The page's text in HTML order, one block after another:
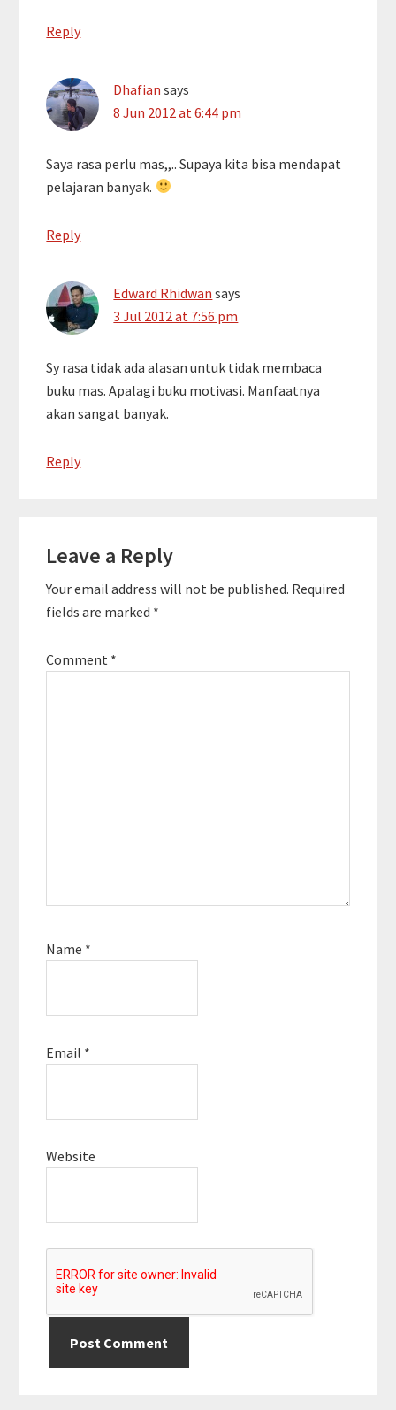
Reply
Dhafian says
8 Jun 2012 at 6:44 pm
Saya rasa perlu mas,,.. Supaya kita bisa mendapat
pelajaran banyak.
Reply
Edward Rhidwan says
3 Jul 2012 at 7:56 pm
Sy rasa tidak ada alasan untuk tidak membaca
buku mas. Apalagi buku motivasi. Manfaatnya
akan sangat banyak.
Reply
Leave a Reply
Your email address will not be published. Required
fields are marked *
Comment *
Name *
Email *
Website